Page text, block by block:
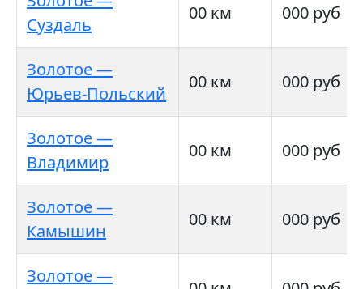
Суздаль
00 км 000 руб
Золотое —
Юрьев-Польский
00 км 000 руб
Золотое —
Владимир
00 км 000 руб
Золотое —
Камышин
00 км 000 руб
Золотое —